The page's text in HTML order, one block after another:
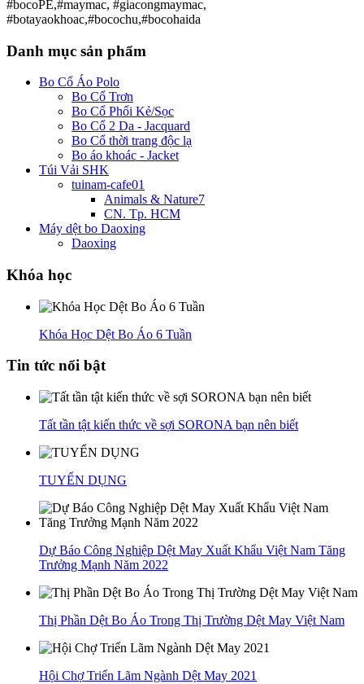
#bocoPE,#maymac, #giacongmaymac,
#botayaokhoac,#bocochu,#bocohaida
Danh mục sản phẩm
Bo Cổ Áo Polo
Bo Cổ Trơn
Bo Cổ Phối Kẻ/Sọc
Bo Cổ 2 Da - Jacquard
Bo Cổ thời trang độc lạ
Bo áo khoác - Jacket
Túi Vải SHK
tuinam-cafe01
Animals & Nature7
CN. Tp. HCM
Máy dệt bo Daoxing
Daoxing
Khóa học
Khóa Học Dệt Bo Áo 6 Tuần
Tin tức nổi bật
Tất tần tật kiến thức về sợi SORONA bạn nên biết
TUYỂN DỤNG
Dự Báo Công Nghiệp Dệt May Xuất Khẩu Việt Nam Tăng
Trưởng Mạnh Năm 2022
Thị Phần Dệt Bo Áo Trong Thị Trường Dệt May Việt Nam
Hội Chợ Triển Lãm Ngành Dệt May 2021